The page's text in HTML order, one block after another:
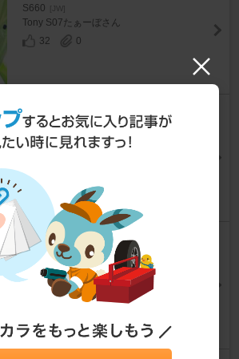
S660 [JW]
Tony S07たぁーぼさん
32
0
BLITZ STRUT TOWER BAR
S660 [JW]
mandyS660さん
D.A.D / GARSON タフ ラバー
マット
S660 [JW]
yukkeeさん